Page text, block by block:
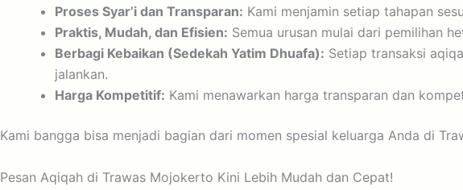
Proses Syar’i dan Transparan: Kami menjamin setiap tahapan
Praktis, Mudah, dan Efisien: Semua urusan mulai dari pemilihan
Berbagi Kebaikan (Sedekah Yatim Dhuafa): Setiap transaksi
jalankan.
Harga Kompetitif: Kami menawarkan harga transparan dan
Kami bangga bisa menjadi bagian dari momen spesial keluarga Anda di
Pesan Aqiqah di Trawas Mojokerto Kini Lebih Mudah dan Cepat!